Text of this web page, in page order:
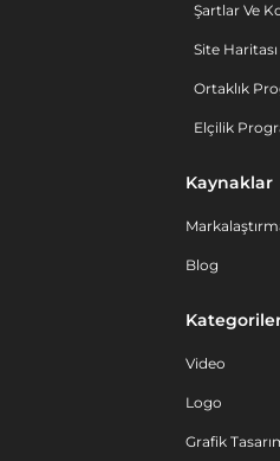
Şartlar Ve
Site Haritası
Ortaklık
Elçilik
Kaynaklar
Blog
Video
Logo
Grafik